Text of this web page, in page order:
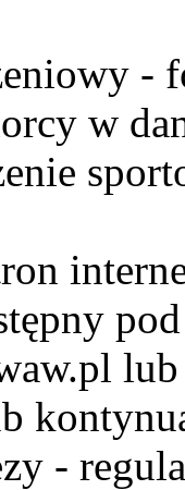
-
w
lub
-